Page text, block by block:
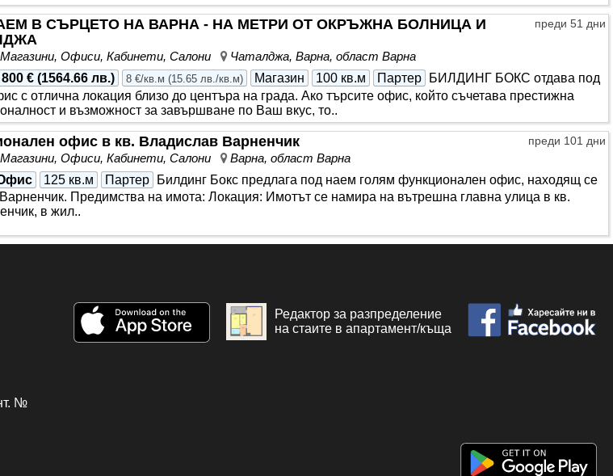
преди 51 дни
В СЪРЦЕТО НА ВАРНА - НА МЕТРИ ОТ ОКРЪЖНА БОЛНИЦА И
Офиси, Кабинети, Салони
Чаталджа, Варна, област Варна
800 € (1564.66 лв.) 8 €/кв.м (15.65 лв./кв.м) Магазин 100 кв.м Партер
БИЛДИНГ БОКС отдава под
с отлична локация близо до центъра на града. Ако търсите офис, който съчетава престижна
и възможност за завършване по Ваш вкус, то..
преди 101 дни
офис в кв. Владислав Варненчик
Офиси, Кабинети, Салони
Варна, област Варна
125 кв.м Партер
Билдинг Бокс предлага под наем голям функционален офис, находящ се
Предимства на имота: Локация: Имотът се намира на вътрешна главна улица в кв.
в жил..
№
Редактор за разпределение
на стаите в апартамент/къща